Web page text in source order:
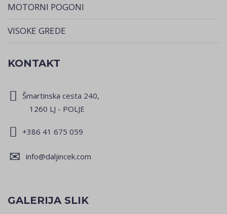
MOTORNI POGONI
VISOKE GREDE
KONTAKT
Šmartinska cesta 240,
1260 LJ - POLJE
+386 41 675 059
info@daljincek.com
GALERIJA SLIK